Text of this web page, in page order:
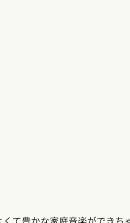
て豊かな家庭音楽ができち